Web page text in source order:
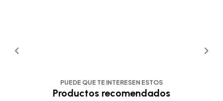
PUEDE QUE TE INTERESEN ESTOS
Productos recomendados